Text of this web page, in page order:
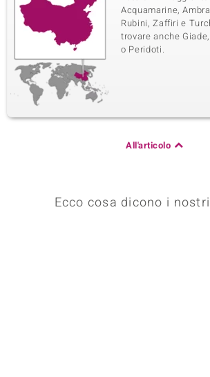
Acquamarine,
Rubini, Zaffiri e
trovare anche
o Peridoti.
All'articolo
Ecco cosa dicono i